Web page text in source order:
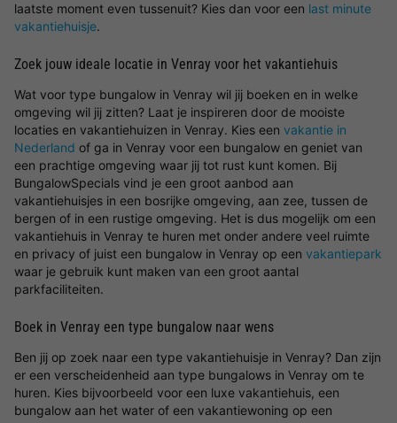
laatste moment even tussenuit? Kies dan voor een last minute
vakantiehuisje.
Zoek jouw ideale locatie in Venray voor het vakantiehuis
Wat voor type bungalow in Venray wil jij boeken en in welke
omgeving wil jij zitten? Laat je inspireren door de mooiste
locaties en vakantiehuizen in Venray. Kies een vakantie in
Nederland of ga in Venray voor een bungalow en geniet van
een prachtige omgeving waar jij tot rust kunt komen. Bij
BungalowSpecials vind je een groot aanbod aan
vakantiehuisjes in een bosrijke omgeving, aan zee, tussen de
bergen of in een rustige omgeving. Het is dus mogelijk om een
vakantiehuis in Venray te huren met onder andere veel ruimte
en privacy of juist een bungalow in Venray op een vakantiepark
waar je gebruik kunt maken van een groot aantal
parkfaciliteiten.
Boek in Venray een type bungalow naar wens
Ben jij op zoek naar een type vakantiehuisje in Venray? Dan zijn
er een verscheidenheid aan type bungalows in Venray om te
huren. Kies bijvoorbeeld voor een luxe vakantiehuis, een
bungalow aan het water of een vakantiewoning op een